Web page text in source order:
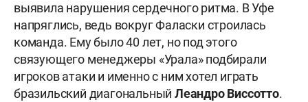
выявила нарушения сердечного ритма. В Уфе
напряглись, ведь вокруг Фаласки строилась
команда. Ему было 40 лет, но под этого
связующего менеджеры «Урала» подбирали
игроков атаки и именно с ним хотел играть
бразильский диагональныйЛеандро Виссотто.